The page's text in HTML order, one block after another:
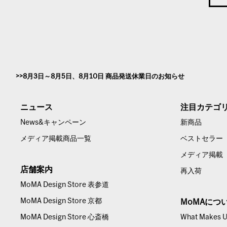
8月3日～8月5日、8月10日 商品発送休業日のお知らせ
ニュース
News&キャンペーン
メディア掲載商品一覧
店舗案内
MoMA Design Store 表参道
MoMA Design Store 京都
MoMA Design Store 心斎橋
注目カテゴ
新商品
ベストセラー
メディア掲載
再入荷
MoMAにつ
What Makes